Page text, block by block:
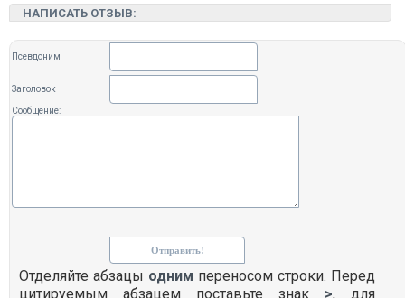
НАПИСАТЬ ОТЗЫВ:
Псевдоним
Заголовок
Сообщение:
Отделяйте абзацы одним переносом строки. Перед
цитируемым абзацем поставьте знак >, для